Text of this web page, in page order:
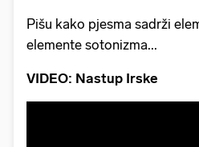
Pišu kako pjesma sadrži
elemente sotonizma...
VIDEO: Nastup Irske